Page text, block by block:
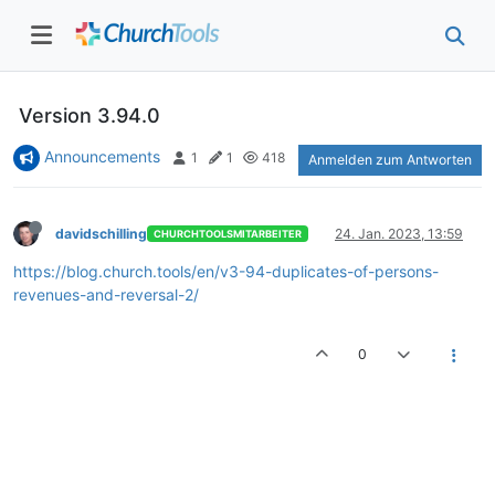
Version 3.94.0
Announcements 1 1 418 Anmelden zum Antworten
davidschilling CHURCHTOOLSMITARBEITER 24. Jan. 2023, 13:59
https://blog.church.tools/en/v3-94-duplicates-of-persons-
revenues-and-reversal-2/
0